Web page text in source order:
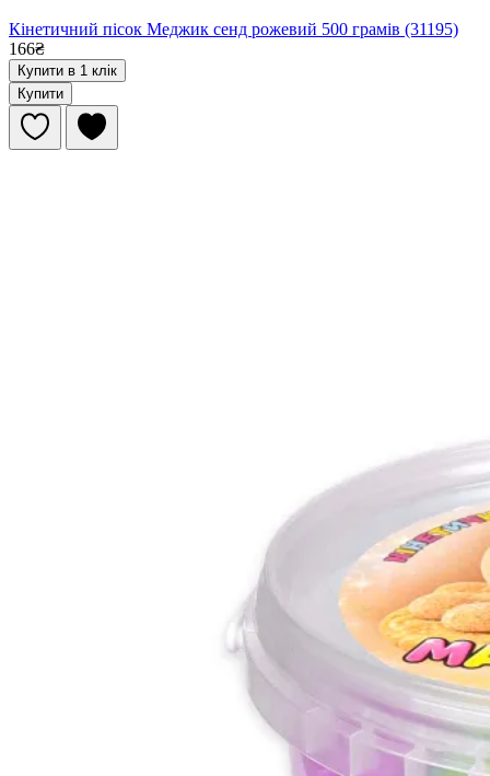
Кінетичний пісок Меджик сенд рожевий 500 грамів (31195)
166₴
Купити в 1 клік
Купити